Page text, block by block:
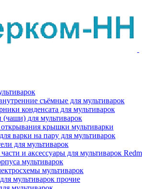
съёмные для мультиварок
конденсата для мультиварок
для мультиварок
крышки мультиварки
варки на пару для мультиварок
для мультиварок
и аксессуары для мультиварок
мультиварок
мультиварок
мультиварок прочие